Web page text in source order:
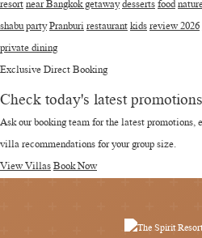
resortnear Bangkok getawaydessertsfood
shabu partyPranburirestaurantkidsreview 2026
private dining
Exclusive Direct Booking
Check today's latest
Ask our booking team for the latest
villa recommendations for your group size.
View VillasBook Now